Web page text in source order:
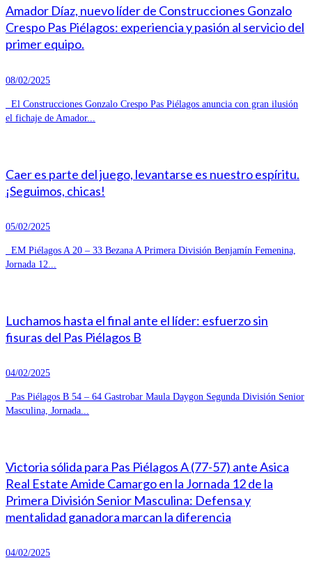
Amador Díaz, nuevo líder de Construcciones Gonzalo
Crespo Pas Piélagos: experiencia y pasión al servicio del
primer equipo.
08/02/2025
El Construcciones Gonzalo Crespo Pas Piélagos anuncia con gran ilusión
el fichaje de Amador...
Caer es parte del juego, levantarse es nuestro espíritu.
¡Seguimos, chicas!
05/02/2025
EM Piélagos A 20 – 33 Bezana A Primera División Benjamín Femenina,
Jornada 12...
Luchamos hasta el final ante el líder: esfuerzo sin
fisuras del Pas Piélagos B
04/02/2025
Pas Piélagos B 54 – 64 Gastrobar Maula Daygon Segunda División Senior
Masculina, Jornada...
Victoria sólida para Pas Piélagos A (77-57) ante Asica
Real Estate Amide Camargo en la Jornada 12 de la
Primera División Senior Masculina: Defensa y
mentalidad ganadora marcan la diferencia
04/02/2025